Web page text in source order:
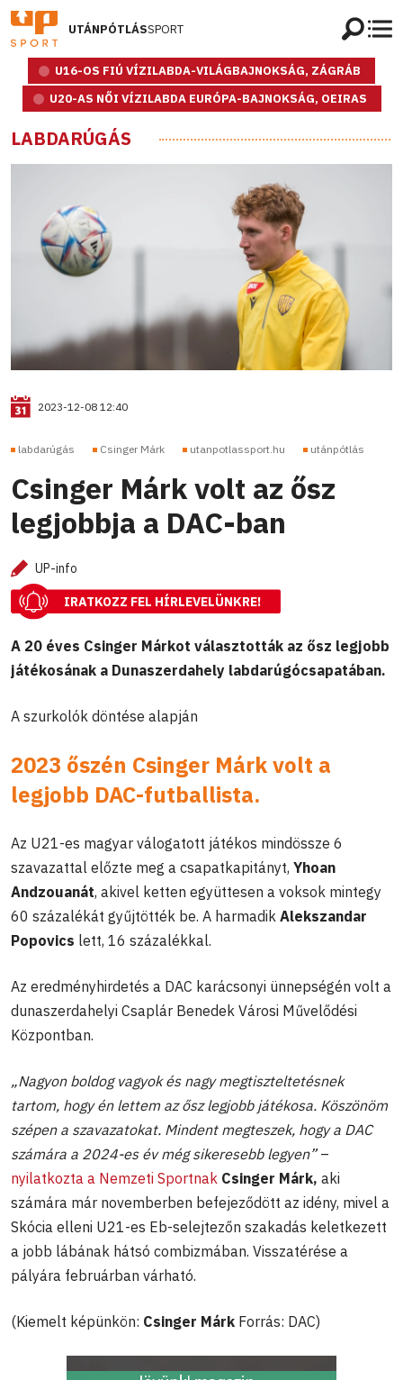
UTÁNPÓTLÁSSPORT
U16-OS FIÚ VÍZILABDA-VILÁGBAJNOKSÁG, ZÁGRÁB
U20-AS NŐI VÍZILABDA EURÓPA-BAJNOKSÁG, OEIRAS
LABDARÚGÁS
2023-12-08 12:40
labdarúgás Csinger Márk utanpotlassport.hu utánpótlás
Csinger Márk volt az ősz
legjobbja a DAC-ban
UP-info
IRATKOZZ FEL HÍRLEVELÜNKRE!
A 20 éves Csinger Márkot választották az ősz legjobb
játékosának a Dunaszerdahely labdarúgócsapatában.
A szurkolók döntése alapján
2023 őszén Csinger Márkvolt a
legjobb DAC-futballista.
Az U21-es magyar válogatott játékos mindössze 6
szavazattal előzte meg a csapatkapitányt, Yhoan
Andzouanát, akivel ketten együttesen a voksok mintegy
60 százalékát gyűjtötték be. A harmadik Alekszandar
Popovics lett, 16 százalékkal.
Az eredményhirdetés a DAC karácsonyi ünnepségén volt a
dunaszerdahelyi Csaplár Benedek Városi Művelődési
Központban.
„Nagyon boldog vagyok és nagy megtiszteltetésnek
tartom, hogy én lettem az ősz legjobb játékosa. Köszönöm
szépen a szavazatokat. Mindent megteszek, hogy a DAC
számára a 2024-es év még sikeresebb legyen”–
nyilatkozta a Nemzeti Sportnak Csinger Márk, aki
számára már novemberben befejeződött az idény, mivel a
Skócia elleni U21-es Eb-selejtezőn szakadás keletkezett
a jobb lábának hátsó combizmában. Visszatérése a
pályára februárban várható.
(Kiemelt képünkön: Csinger Márk Forrás: DAC)